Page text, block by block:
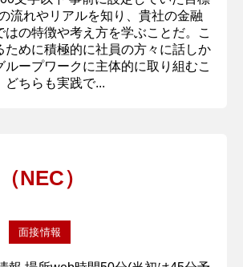
流れやリアルを知り、貴社の金融
はの特徴や考え方を学ぶことだ。こ
ために積極的に社員の方々に話しか
ループワークに主体的に取り組むこ
どちらも実践で...
NEC）
面接情報